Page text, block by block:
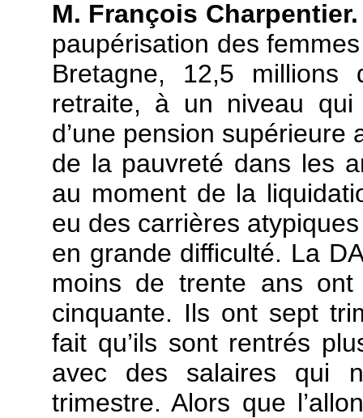
M. François Charpentier.
paupérisation des
Bretagne, 12,5 millions
retraite, à un niveau
d’une pension
de la pauvreté dans les
au moment de la
eu des carrières
en grande difficulté. La
moins de trente ans
cinquante. Ils ont sept
fait qu’ils sont rentrés
avec des salaires qui
trimestre. Alors que